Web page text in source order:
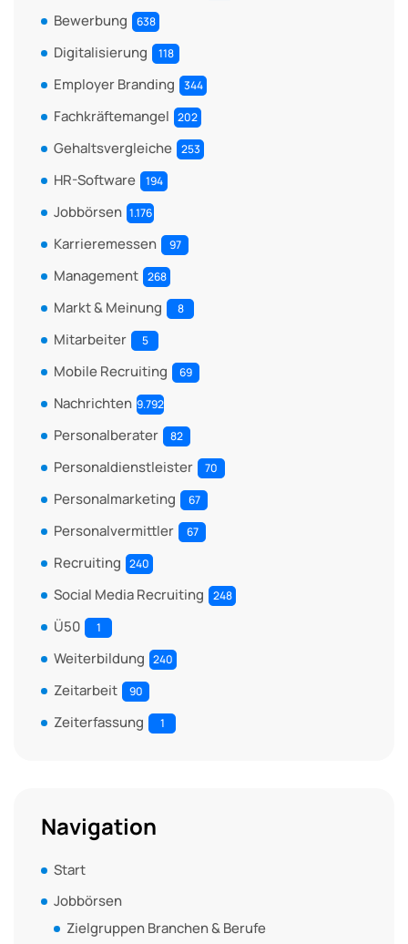
Bewerbung 638
Digitalisierung 118
Employer Branding 344
Fachkräftemangel 202
Gehaltsvergleiche 253
HR-Software 194
Jobbörsen 1.176
Karrieremessen 97
Management 268
Markt & Meinung 8
Mitarbeiter 5
Mobile Recruiting 69
Nachrichten 9.792
Personalberater 82
Personaldienstleister 70
Personalmarketing 67
Personalvermittler 67
Recruiting 240
Social Media Recruiting 248
Ü50 1
Weiterbildung 240
Zeitarbeit 90
Zeiterfassung 1
Navigation
Start
Jobbörsen
Zielgruppen Branchen & Berufe